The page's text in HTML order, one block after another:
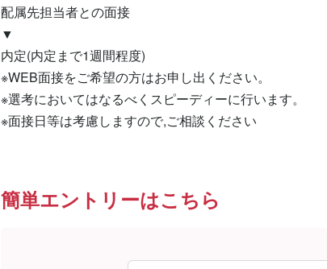
配属先担当者との面接
▼
内定(内定まで1週間程度)
※WEB面接をご希望の方はお申し出ください。
※選考においてはなるべくスピーディーに行います。
※面接日等は考慮しますので,ご相談ください
簡単エントリーはこちら